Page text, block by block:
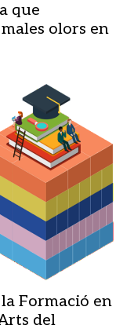
que
olors en
Formació en
del